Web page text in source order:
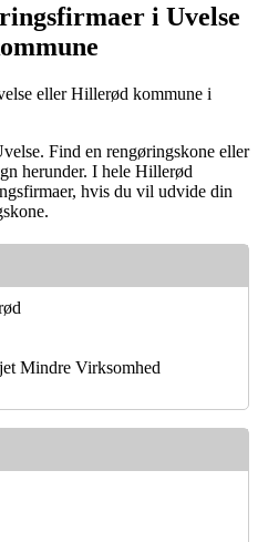
i Uvelse
eller Hillerød kommune i
Find en rengøringskone eller
herunder. I hele Hillerød
hvis du vil udvide din
Mindre Virksomhed